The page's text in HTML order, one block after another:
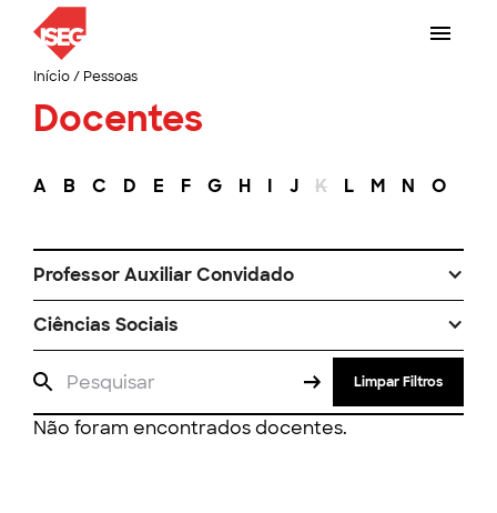
Início/ Pessoas
Docentes
A B C D E F G H I J K L M N O
Professor Auxiliar Convidado
Ciências Sociais
Limpar Filtros
Não foram encontrados docentes.